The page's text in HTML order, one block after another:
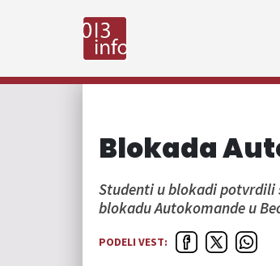
Blokada
Studenti u blokadi potvrdili
blokadu Autokomande u
PODELI VEST: